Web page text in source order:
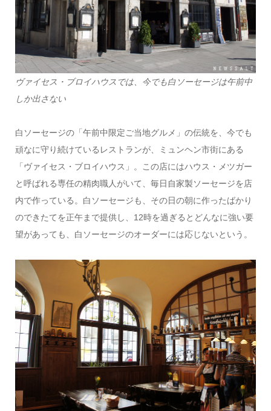
ヴァイセス・ブロイハウスでは、今でも白ソーセージは午前中
しか出さない
白ソーセージの「午前中限定ご当地グルメ」の伝統を、今でも
頑なに守り続けているレストランが、ミュンヘン市街にある
「ヴァイセス・ブロイハウス」。この店にはハウス・メツガー
と呼ばれる専任の精肉職人がいて、毎日自家製ソーセージを店
内で作っている。白ソーセージも、その日の朝に作ったばかり
のできたてを正午まで提供し、12時を過ぎるとどんなに強い要
望があっても、白ソーセージのオーダーには応じないという。